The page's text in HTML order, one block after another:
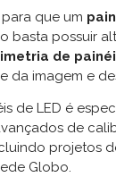
que um
basta possuir
de
da imagem e
de LED é
de
projetos
Globo.